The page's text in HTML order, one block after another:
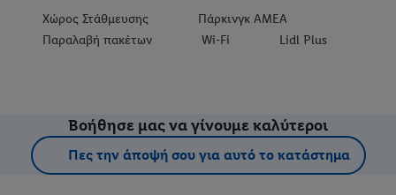
Χώρος Στάθμευσης
Πάρκινγκ ΑΜΕΑ
Παραλαβή πακέτων
Wi-Fi Lidl Plus
Βοήθησε μας να γίνουμε καλύτεροι
Πες την άποψή σου για αυτό το κατάστημα